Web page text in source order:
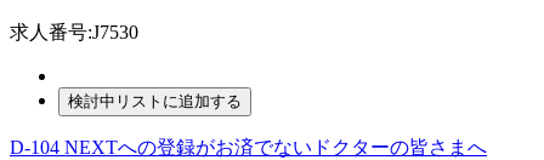
求人番号:J7530
D-104 NEXTへの登録がお済でないドクターの皆さまへ